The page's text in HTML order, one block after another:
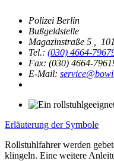
Polizei Berlin
Bußgeldstelle
Magazinstraße 5
Tel.: (030) 4664-
Fax: (030) 4664-
E-Mail:
Erläuterung der Symbole
Rollstuhlfahrer werden
klingeln. Eine weitere